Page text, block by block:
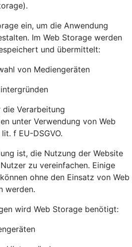
ein, um die Anwendung
Im Web Storage werden
und übermittelt:
von Mediengeräten
Verarbeitung
unter Verwendung von Web
f EU-DSGVO.
ist, die Nutzung der Website
zu vereinfachen. Einige
ohne den Einsatz von Web
werden.
wird Web Storage benötigt: